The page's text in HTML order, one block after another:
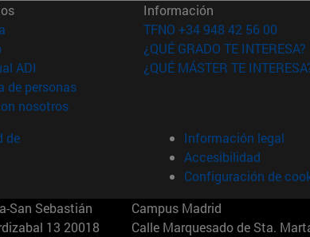
(abre en nueva ventana)
(abre en nueva ventana)
ADI (abre en nueva ventana)
de personas(abre en nueva ventana)
nosotros(abre en nueva ventana)
Información
TFNO +34 948 42 56 00
¿QUÉ GRADO TE INTERESA?
¿QUÉ MÁSTER TE
de
Información legal
Accesibilidad
Configuración de
San Sebastián
13 20018
Campus Madrid
Calle Marquesado de Sta.